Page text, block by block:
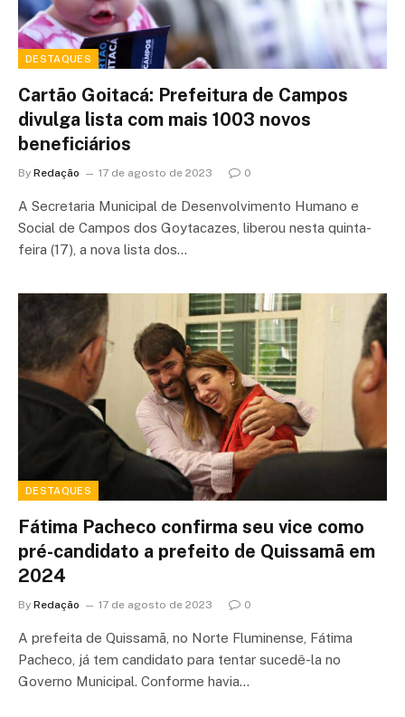
DESTAQUES
Cartão Goitacá: Prefeitura de Campos
divulga lista com mais 1003 novos
beneficiários
By Redação 17 de agosto de 2023 0
A Secretaria Municipal de Desenvolvimento Humano e
Social de Campos dos Goytacazes, liberou nesta quinta-
feira (17), a nova lista dos…
DESTAQUES
Fátima Pacheco confirma seu vice como
pré-candidato a prefeito de Quissamã em
2024
By Redação 17 de agosto de 2023 0
A prefeita de Quissamã, no Norte Fluminense, Fátima
Pacheco, já tem candidato para tentar sucedê-la no
Governo Municipal. Conforme havia…